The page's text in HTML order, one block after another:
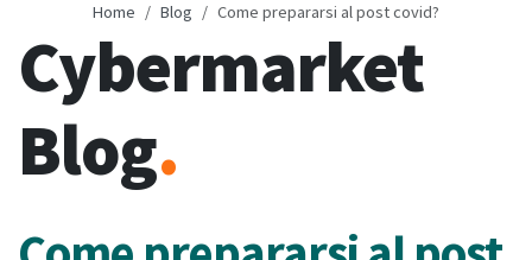
Home Blog Come prepararsi al post covid?
Cybermarket
Blog.